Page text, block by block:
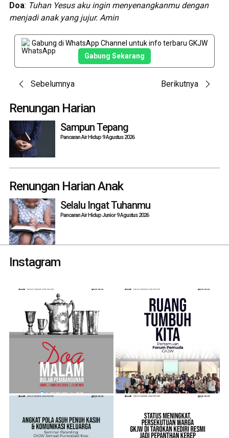
Doa: Tuhan Yesus aku ingin menyenangkanmu dengan
menjadi anak yang jujur. Amin
Gabung di WhatsApp Channel untuk info terbaru GKJW
Gabung Sekarang
Post
navigation
Sebelumnya Berikutnya
Renungan Harian
Sampun Tepang
Pancaran Air Hidup 9 Agustus 2026
Renungan Harian Anak
Selalu Ingat Tuhanmu
Pancaran Air Hidup Junior 9 Agustus 2026
Instagram